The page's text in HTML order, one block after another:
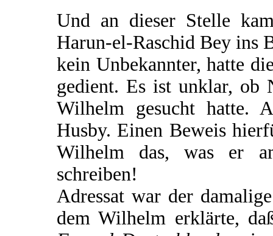
Und an dieser Stelle
Harun-el-Raschid Bey ins
kein Unbekannter, hatte
gedient. Es ist unklar, ob
Wilhelm gesucht hatte.
Husby. Einen Beweis
Wilhelm das, was er
schreiben!
Adressat war der
dem Wilhelm erklärte,